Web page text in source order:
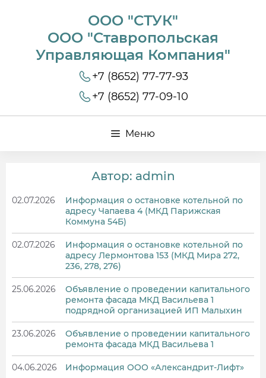
ООО "СТУК"
ООО "Ставропольская
Управляющая Компания"
+7 (8652) 77-77-93
+7 (8652) 77-09-10
Меню
Автор: admin
02.07.2026
Информация о остановке котельной по
адресу Чапаева 4 (МКД Парижская
Коммуна 54Б)
02.07.2026
Информация о остановке котельной по
адресу Лермонтова 153 (МКД Мира 272,
236, 278, 276)
25.06.2026
Объявление о проведении капитального
ремонта фасада МКД Васильева 1
подрядной организацией ИП Малыхин
23.06.2026
Объявление о проведении капитального
ремонта фасада МКД Васильева 1
04.06.2026 Информация ООО «Александрит-Лифт»